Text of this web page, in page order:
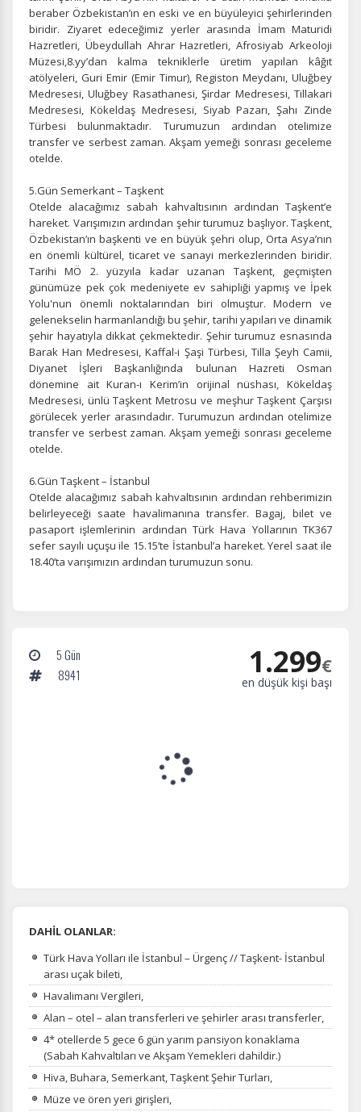
ÇEREZ KULLANIM AYARLARINIZ
Çerez tercihlerinizibelirleyin.
Daha fazla bilgi içinKVKK bilgilendirmemizi,çerez kullanımve
gizlilik koşullarınıinceleyebilirsiniz.
Zorunlu Çerezler HER ZAMAN AKTIF
gereklidir. Bu çerezler olmadan site düzgün çalışmaz ve
devre dışı bırakılamaz.
İstatistik Çerezleri
Ziyaretçilerin siteyi nasıl kullandığını anonim olarak
ölçeriz. Hangi sayfaların popüler olduğunu ve
kullanıcıların nerede zorluk yaşadığını anlamamıza
yardımcı olur.
Pazarlama Çerezleri
kullanılır. Kapatırsanız reklamları görmeye devam
edersiniz, ancak daha az alakalı olabilirler.
beraber Özbekistan’ın en eski ve en büyüleyici şehirlerinden
biridir. Ziyaret edeceğimiz yerler arasında İmam Maturidi
Hazretleri, Übeydullah Ahrar Hazretleri, Afrosiyab Arkeoloji
Müzesi,8.yy’dan kalma tekniklerle üretim yapılan kâğıt
atölyeleri, Guri Emir (Emir Timur), Registon Meydanı, Uluğbey
Medresesi, Uluğbey Rasathanesi, Şirdar Medresesi, Tillakari
Medresesi, Kökeldaş Medresesi, Siyab Pazarı, Şahı Zinde
Türbesi bulunmaktadır. Turumuzun ardından otelimize
transfer ve serbest zaman. Akşam yemeği sonrası geceleme
otelde.
5.Gün Semerkant – Taşkent
Otelde alacağımız sabah kahvaltısının ardından Taşkent’e
hareket. Varışımızın ardından şehir turumuz başlıyor. Taşkent,
Özbekistan’ın başkenti ve en büyük şehri olup, Orta Asya’nın
en önemli kültürel, ticaret ve sanayi merkezlerinden biridir.
Tarihi MÖ 2. yüzyıla kadar uzanan Taşkent, geçmişten
günümüze pek çok medeniyete ev sahipliği yapmış ve İpek
Yolu'nun önemli noktalarından biri olmuştur. Modern ve
gelenekselin harmanlandığı bu şehir, tarihi yapıları ve dinamik
şehir hayatıyla dikkat çekmektedir. Şehir turumuz esnasında
Barak Han Medresesi, Kaffal-i Şaşi Türbesi, Tilla Şeyh Camii,
Diyanet İşleri Başkanlığında bulunan Hazreti Osman
dönemine ait Kuran-ı Kerim’in orijinal nüshası, Kökeldaş
Medresesi, ünlü Taşkent Metrosu ve meşhur Taşkent Çarşısı
görülecek yerler arasındadır. Turumuzun ardından otelimize
transfer ve serbest zaman.Akşam yemeği sonrası geceleme
otelde.
6.Gün Taşkent – İstanbul
Otelde alacağımız sabah kahvaltısının ardından rehberimizin
belirleyeceği saate havalimanına transfer. Bagaj, bilet ve
pasaport işlemlerinin ardından Türk Hava Yollarının TK367
sefer sayılı uçuşu ile 15.15’te İstanbul’a hareket. Yerel saat ile
18.40’ta varışımızın ardından turumuzun sonu.
5 Gün
8941
1.299€
en düşük kişi başı
DAHİL OLANLAR:
Türk Hava Yolları ile İstanbul – Ürgenç // Taşkent- İstanbul
arası uçak bileti,
Havalimanı Vergileri,
Alan – otel – alan transferleri ve şehirler arası transferler,
4* otellerde 5 gece 6 gün yarım pansiyon konaklama
(Sabah Kahvaltıları ve Akşam Yemekleri dahildir.)
Hiva, Buhara, Semerkant, Taşkent Şehir Turları,
Müze ve ören yeri girişleri,